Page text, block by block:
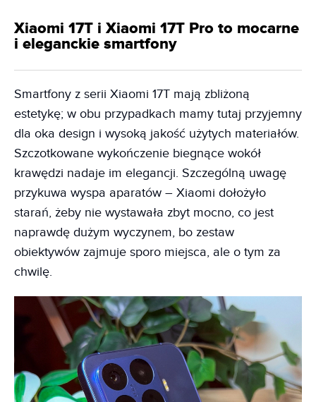
Xiaomi 17T i Xiaomi 17T Pro to mocarne
i eleganckie smartfony
Smartfony z serii Xiaomi 17T mają zbliżoną
estetykę; w obu przypadkach mamy tutaj przyjemny
dla oka design i wysoką jakość użytych materiałów.
Szczotkowane wykończenie biegnące wokół
krawędzi nadaje im elegancji. Szczególną uwagę
przykuwa wyspa aparatów – Xiaomi dołożyło
starań, żeby nie wystawała zbyt mocno, co jest
naprawdę dużym wyczynem, bo zestaw
obiektywów zajmuje sporo miejsca, ale o tym za
chwilę.